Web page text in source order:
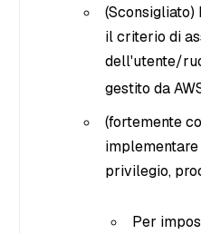
il criterio di
dell'utente/
gestito da
(fortemente
privilegio,
Per